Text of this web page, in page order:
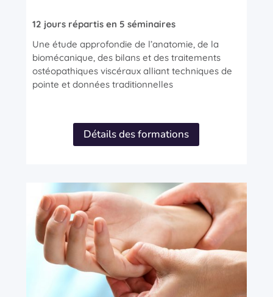
12 jours répartis en 5 séminaires
Une étude approfondie de l’anatomie, de la
biomécanique, des bilans et des traitements
ostéopathiques viscéraux alliant techniques de
pointe et données traditionnelles
Détails des formations